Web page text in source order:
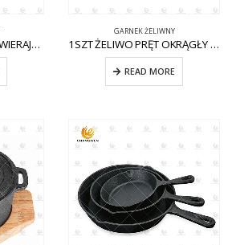
1SZT ŻELIWO NIEPRZYWIERAJĄCE CW-CI009 KOCIOŁ
GARNEK ŻELIWNY
1SZT ŻELIWO PRĘT OKRĄGŁY CW-CI003
READ MORE